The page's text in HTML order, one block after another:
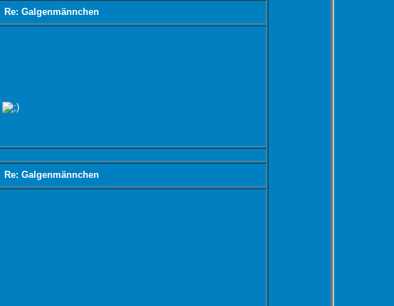
Re: Galgenmännchen
Re: Galgenmännchen